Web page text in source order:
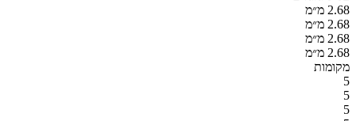
2.68 מ״מ
2.68 מ״מ
2.68 מ״מ
2.68 מ״מ
מקומות
5
5
5